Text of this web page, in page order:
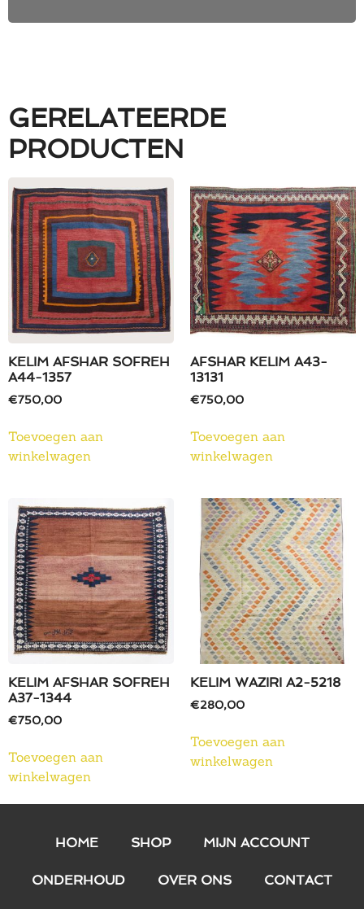
GERELATEERDE
PRODUCTEN
KELIM AFSHAR SOFREH
A44-1357
€750,00
Toevoegen aan
winkelwagen
AFSHAR KELIM A43-
13131
€750,00
Toevoegen aan
winkelwagen
KELIM AFSHAR SOFREH
A37-1344
€750,00
Toevoegen aan
winkelwagen
KELIM WAZIRI A2-5218
€280,00
Toevoegen aan
winkelwagen
HOME SHOP MIJN ACCOUNT
ONDERHOUD OVER ONS CONTACT